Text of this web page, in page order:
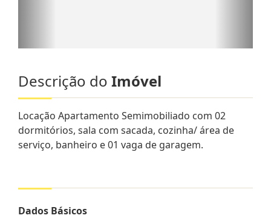
Descrição do Imóvel
Locação Apartamento Semimobiliado com 02
dormitórios, sala com sacada, cozinha/ área de
serviço, banheiro e 01 vaga de garagem.
Dados Básicos